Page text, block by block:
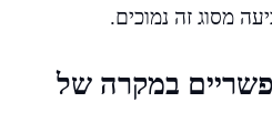
מסוג זה נמוכים.
במקרה של